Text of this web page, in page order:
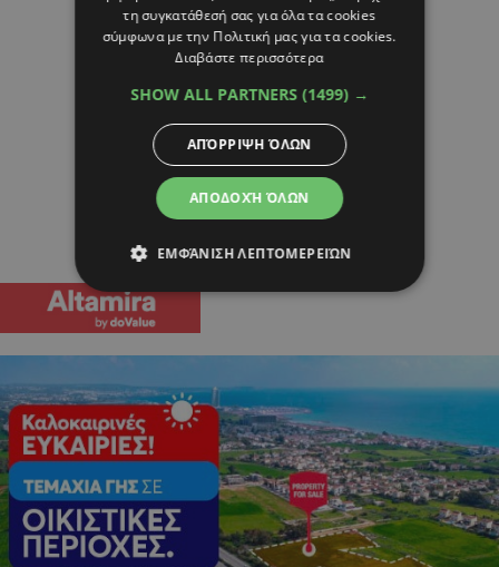
τη συγκατάθεσή σας για όλα τα cookies
σύμφωνα με την Πολιτική μας για τα cookies.
Διαβάστε περισσότερα
SHOW ALL PARTNERS (1499) →
ΑΠΟΔΟΧΉ ΌΛΩΝ
ΑΠΌΡΡΙΨΗ ΌΛΩΝ
ΕΜΦΆΝΙΣΗ ΛΕΠΤΟΜΕΡΕΙΏΝ